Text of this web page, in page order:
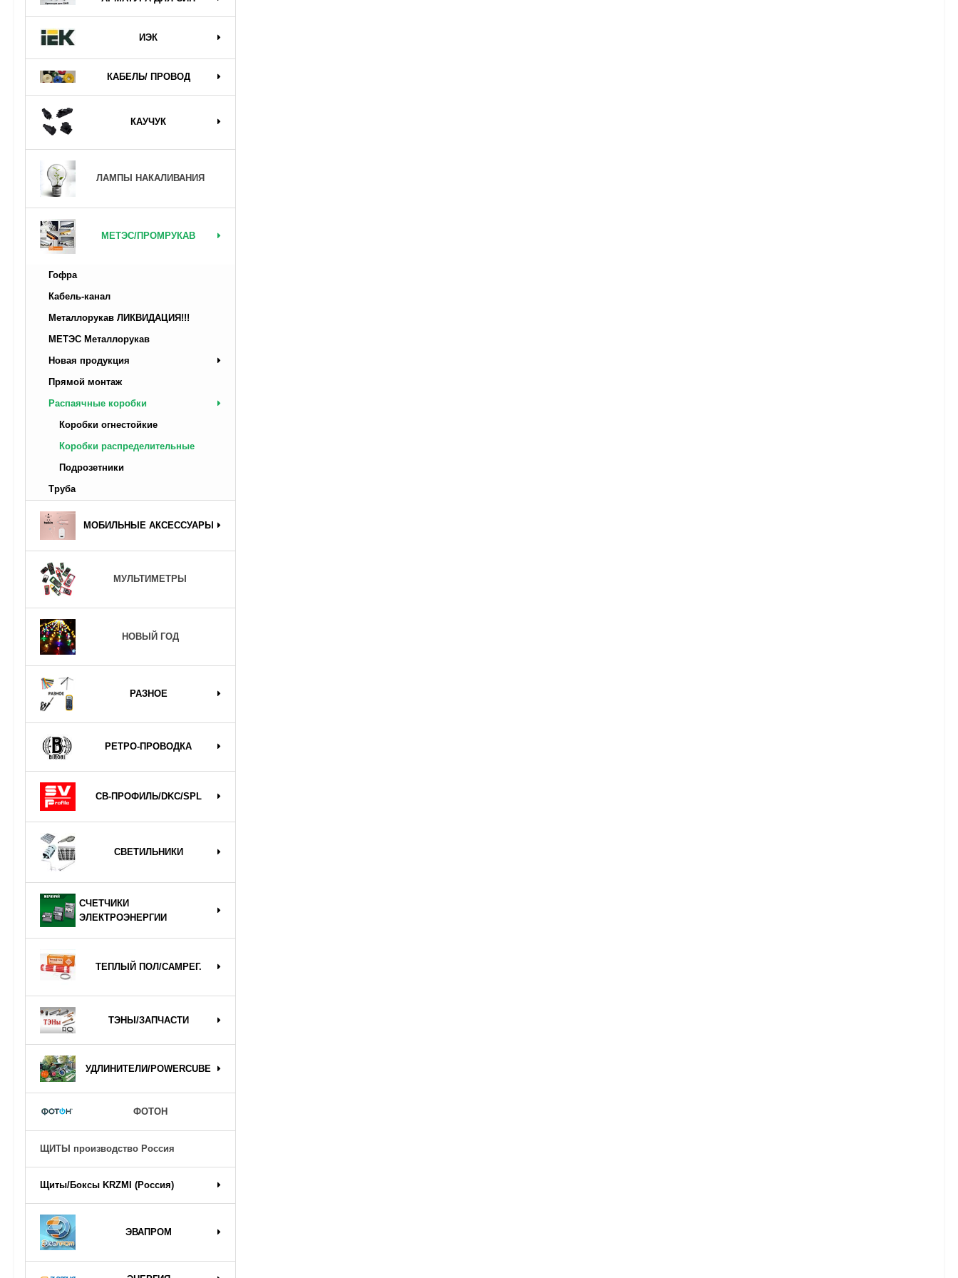
ИЭК
КАБЕЛЬ/ ПРОВОД
КАУЧУК
ЛАМПЫ НАКАЛИВАНИЯ
МЕТЭС/ПРОМРУКАВ
Гофра
Кабель-канал
Металлорукав ЛИКВИДАЦИЯ!!!
МЕТЭС Металлорукав
Новая продукция
Прямой монтаж
Распаячные коробки
Коробки огнестойкие
Коробки распределительные
Подрозетники
Труба
МОБИЛЬНЫЕ АКСЕССУАРЫ
МУЛЬТИМЕТРЫ
НОВЫЙ ГОД
РАЗНОЕ
РЕТРО-ПРОВОДКА
СВ-ПРОФИЛЬ/DKC/SPL
СВЕТИЛЬНИКИ
СЧЕТЧИКИ
ЭЛЕКТРОЭНЕРГИИ
ТЕПЛЫЙ ПОЛ/САМРЕГ.
ТЭНЫ/ЗАПЧАСТИ
УДЛИНИТЕЛИ/POWERCUBE
ФОТОН
ЩИТЫ производство Россия
Щиты/Боксы KRZMI (Россия)
ЭВАПРОМ